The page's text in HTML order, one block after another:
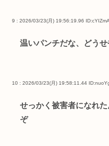
9 : 2026/03/23(月) 19:56:19.96
温いパンチだな、どう
10 : 2026/03/23(月) 19:58:11.44
せっかく被害者になれ
ぞ